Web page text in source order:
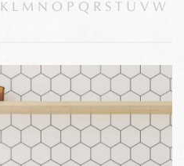
K L M N O P Q R S U V W